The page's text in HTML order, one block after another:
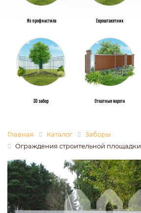
Из профнастила Евроштакетник
3D забор Откатные ворота
Главная Каталог
Заборы
Ограждения строительной площадки